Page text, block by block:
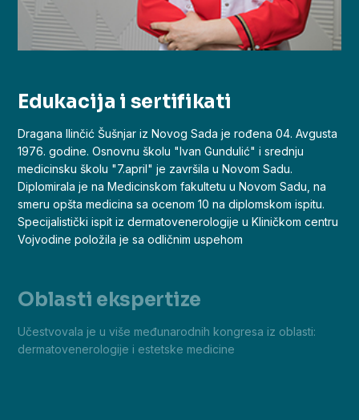
Edukacija i sertifikati
Dragana Ilinčić Šušnjar iz Novog Sada je rođena 04. Avgusta
1976. godine. Osnovnu školu "Ivan Gundulić" i srednju
medicinsku školu "7.april" je završila u Novom Sadu.
Diplomirala je na Medicinskom fakultetu u Novom Sadu, na
smeru opšta medicina sa ocenom 10 na diplomskom ispitu.
Specijalistički ispit iz dermatovenerologije u Kliničkom centru
Vojvodine položila je sa odličnim uspehom
Oblasti ekspertize
Učestvovala je u više međunarodnih kongresa iz oblasti:
dermatovenerologije i estetske medicine